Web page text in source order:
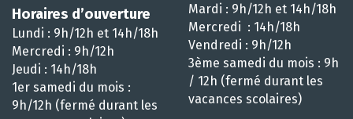
Horaires d’ouverture
Lundi : 9h/12h et 14h/18h
Mercredi : 9h/12h
Jeudi : 14h/18h
1er samedi du mois :
9h/12h (fermé durant les
Mardi : 9h/12h et 14h/18h
Mercredi : 14h/18h
Vendredi : 9h/12h
3ème samedi du mois : 9h
/ 12h (fermé durant les
vacances scolaires)